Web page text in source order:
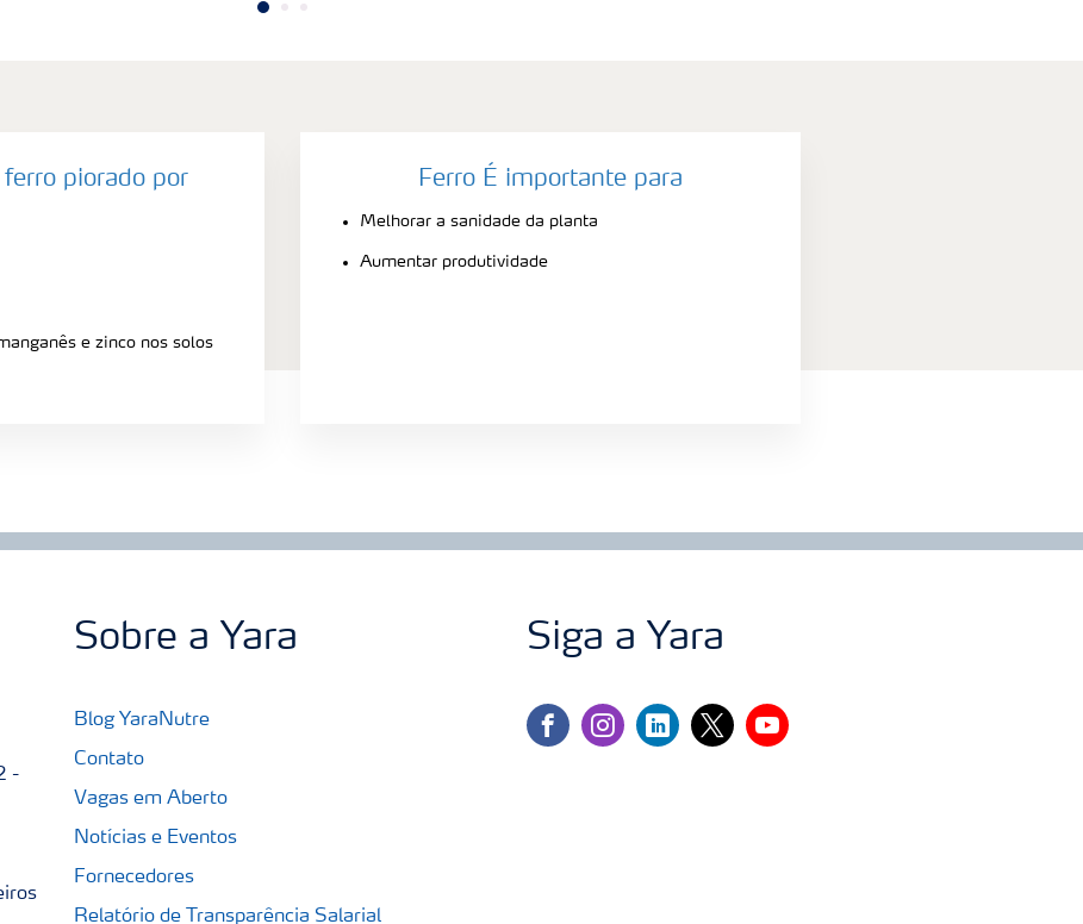
piorado por
e zinco nos solos
Ferro É importante para
Melhorar a sanidade da planta
Aumentar produtividade
-
Sobre a Yara
Blog YaraNutre
Contato
Vagas em Aberto
Notícias e Eventos
Fornecedores
Relatório de Transparência Salarial
Siga a Yara
facebookinstagramlinkedintwitteryoutube